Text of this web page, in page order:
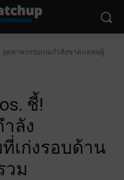
อุตสาหกรรมเกมกำลังขาดแคลนผู้
ชี้!
ลัง
เก่งรอบด้าน
วม